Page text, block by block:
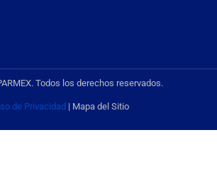
Todos los derechos reservados.
de Privacidad | Mapa del Sitio